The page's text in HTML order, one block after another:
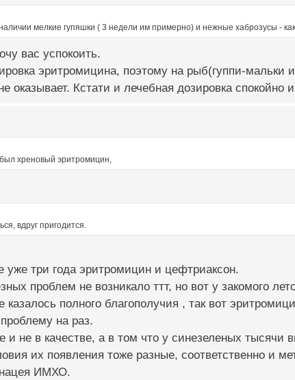
мелкие гупяшки ( 3 недели им примерно) и нежные хаброзусы -
вас успокоить.
эритромицина, поэтому на рыб(гуппи-мальки
оказывает. Кстати и лечебная дозировка спокойно
хреновый эритромицин,
вдруг пригодится.
уже три года эритромицин и цефтриаксон.
проблем не возникало ттт, но вот у закомого
полного благополучия , так вот
на раз.
не в качестве, а в том что у синезеленых тысячи
их появления тоже разные, соответственно и
ИМХО.